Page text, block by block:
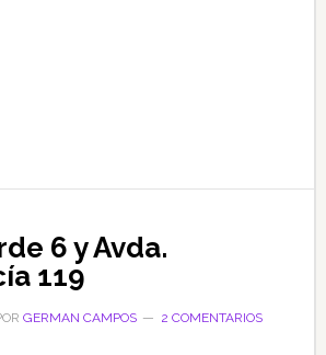
6 y Avda.
119
GERMAN CAMPOS 2 COMENTARIOS